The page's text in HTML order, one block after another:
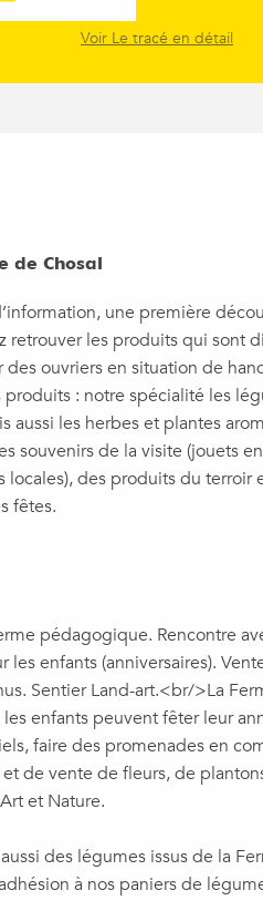
Voir Le tracé en détail
de Chosal
une première
retrouver les produits qui sont
des ouvriers en situation de
: notre spécialité les
aussi les herbes et plantes
souvenirs de la visite (jouets
locales), des produits du terroir
fêtes.
pédagogique. Rencontre
enfants (anniversaires).
Sentier Land-art.<br/>La
enfants peuvent fêter leur
faire des promenades en
de vente de fleurs, de
et Nature.
des légumes issus de la
à nos paniers de